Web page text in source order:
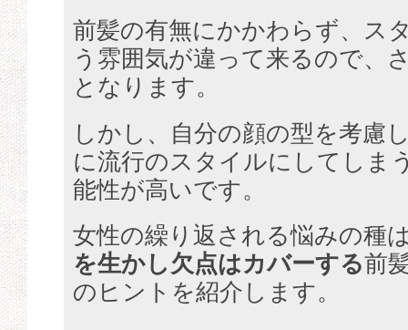
前髪の有無にかかわらず、ス
う雰囲気が違って来るので、
となります。
しかし、自分の顔の型を考慮
に流行のスタイルにしてしま
能性が高いです。
女性の繰り返される悩みの種
を生かし欠点はカバーする前
のヒントを紹介します。